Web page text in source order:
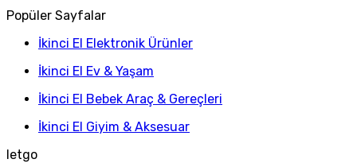
Popüler Sayfalar
İkinci El Elektronik Ürünler
İkinci El Ev & Yaşam
İkinci El Bebek Araç & Gereçleri
İkinci El Giyim & Aksesuar
letgo